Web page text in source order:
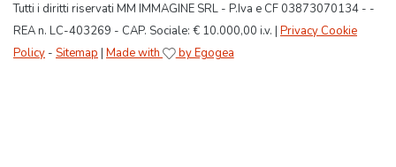
Tutti i diritti riservati MM IMMAGINE SRL - P.Iva e CF 03873070134 - -
REA n. LC-403269 - CAP. Sociale: € 10.000,00 i.v. | Privacy Cookie
Policy - Sitemap | Made with by Egogea